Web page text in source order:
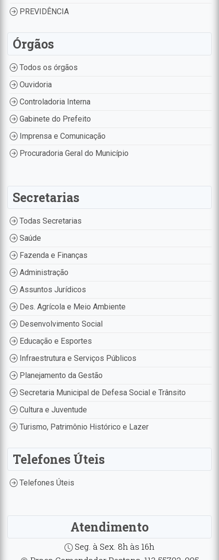
PREVIDÊNCIA
Órgãos
Todos os órgãos
Ouvidoria
Controladoria Interna
Gabinete do Prefeito
Imprensa e Comunicação
Procuradoria Geral do Município
Secretarias
Todas Secretarias
Saúde
Fazenda e Finanças
Administração
Assuntos Jurídicos
Des. Agrícola e Meio Ambiente
Desenvolvimento Social
Educação e Esportes
Infraestrutura e Serviços Públicos
Planejamento da Gestão
Secretaria Municipal de Defesa Social e Trânsito
Cultura e Juventude
Turismo, Patrimônio Histórico e Lazer
Telefones Úteis
Telefones Úteis
Atendimento
Seg. à Sex. 8h às 16h